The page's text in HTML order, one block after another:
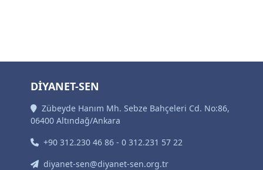
DİYANET-SEN
Zübeyde Hanım Mh. Sebze Bahçeleri Cd. No:86,
06400 Altındağ/Ankara
+90 312.230 46 86 - 0 312.231 57 22
diyanet-sen@diyanet-sen.org.tr